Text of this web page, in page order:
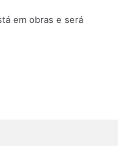
em obras e será